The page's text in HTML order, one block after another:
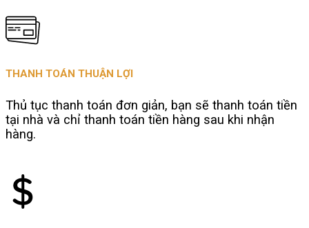
THANH TOÁN THUẬN LỢI
Thủ tục thanh toán đơn giản, bạn sẽ thanh toán tiền
tại nhà và chỉ thanh toán tiền hàng sau khi nhận
hàng.